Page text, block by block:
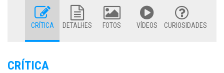
CRÍTICA DETALHES FOTOS VÍDEOS CURIOSIDADES
CRÍTICA